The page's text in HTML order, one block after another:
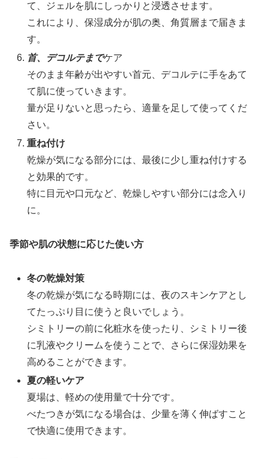
て、ジェルを肌にしっかりと浸透させます。
これにより、保湿成分が肌の奥、角質層まで届きま
す。
首、デコルテまでケア
そのまま年齢が出やすい首元、デコルテに手をあて
て肌に使っていきます。
量が足りないと思ったら、適量を足して使ってくだ
さい。
重ね付け
乾燥が気になる部分には、最後に少し重ね付けする
と効果的です。
特に目元や口元など、乾燥しやすい部分には念入り
に。
季節や肌の状態に応じた使い方
冬の乾燥対策
冬の乾燥が気になる時期には、夜のスキンケアとし
てたっぷり目に使うと良いでしょう。
シミトリーの前に化粧水を使ったり、シミトリー後
に乳液やクリームを使うことで、さらに保湿効果を
高めることができます。
夏の軽いケア
夏場は、軽めの使用量で十分です。
べたつきが気になる場合は、少量を薄く伸ばすこと
で快適に使用できます。